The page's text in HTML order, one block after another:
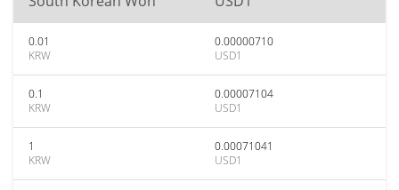
0.01
KRW
0.00000710
USD1
0.1
KRW
0.00007104
USD1
1
KRW
0.00071041
USD1